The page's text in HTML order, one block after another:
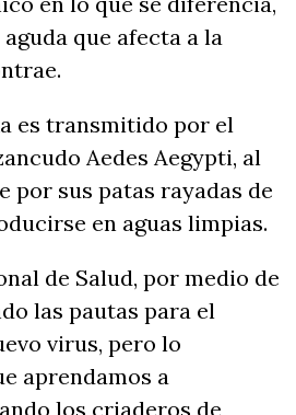
que afecta a la
es transmitido por el
Aedes Aegypti, al
por sus patas rayadas de
en aguas limpias.
de Salud, por medio de
las pautas para el
virus, pero lo
aprendamos a
los criaderos de